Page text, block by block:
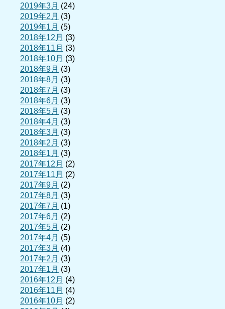
2019年3月 (24)
2019年2月 (3)
2019年1月 (5)
2018年12月 (3)
2018年11月 (3)
2018年10月 (3)
2018年9月 (3)
2018年8月 (3)
2018年7月 (3)
2018年6月 (3)
2018年5月 (3)
2018年4月 (3)
2018年3月 (3)
2018年2月 (3)
2018年1月 (3)
2017年12月 (2)
2017年11月 (2)
2017年9月 (2)
2017年8月 (3)
2017年7月 (1)
2017年6月 (2)
2017年5月 (2)
2017年4月 (5)
2017年3月 (4)
2017年2月 (3)
2017年1月 (3)
2016年12月 (4)
2016年11月 (4)
2016年10月 (2)